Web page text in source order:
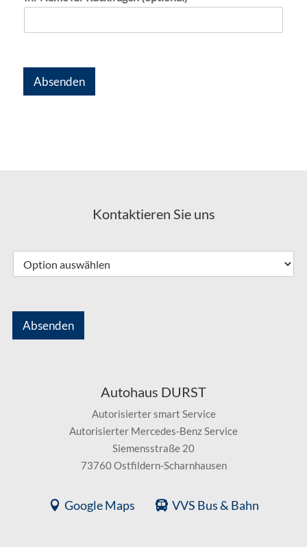
Absenden
Kontaktieren Sie uns
Absenden
Autohaus DURST
Autorisierter smart Service
Autorisierter Mercedes-Benz Service
Siemensstraße 20
73760 Ostfildern-Scharnhausen
Google Maps VVS Bus & Bahn